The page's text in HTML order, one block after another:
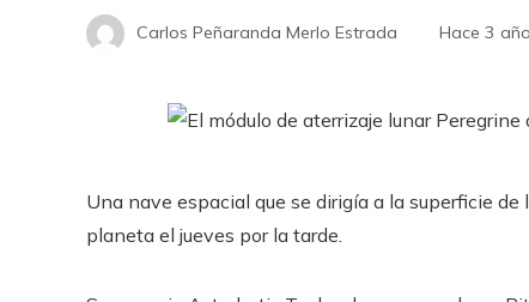
Carlos Peñaranda Merlo Estrada Hace 3
Una nave espacial que se dirigía a la superficie
planeta el jueves por la tarde.